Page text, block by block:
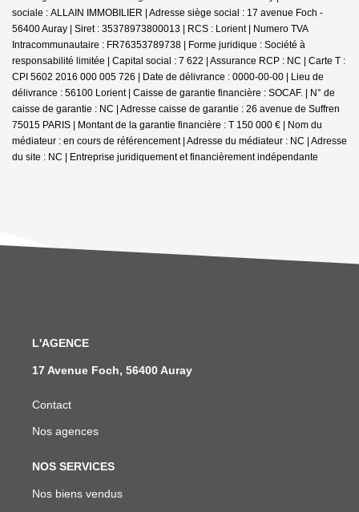
sociale : ALLAIN IMMOBILIER | Adresse siège social : 17 avenue Foch -
56400 Auray | Siret : 35378973800013 | RCS : Lorient | Numero TVA
Intracommunautaire : FR76353789738 | Forme juridique : Société à
responsabilité limitée | Capital social : 7 622 | Assurance RCP : NC | Carte T :
CPI 5602 2016 000 005 726 | Date de délivrance : 0000-00-00 | Lieu de
délivrance : 56100 Lorient | Caisse de garantie financière : SOCAF. | N° de
caisse de garantie : NC | Adresse caisse de garantie : 26 avenue de Suffren
75015 PARIS | Montant de la garantie financière : T 150 000 € | Nom du
médiateur : en cours de référencement | Adresse du médiateur : NC | Adresse
du site : NC | Entreprise juridiquement et financièrement indépendante
L'AGENCE
17 Avenue Foch, 56400 Auray
Contact
Nos agences
NOS SERVICES
Nos biens vendus